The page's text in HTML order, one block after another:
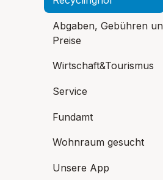
Abgaben, Gebühren
Preise
Wirtschaft&Tourismus
Service
Fundamt
Wohnraum gesucht
Unsere App